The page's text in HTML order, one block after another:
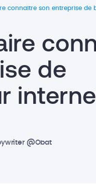
connaitre son entreprise de
de
@Obat